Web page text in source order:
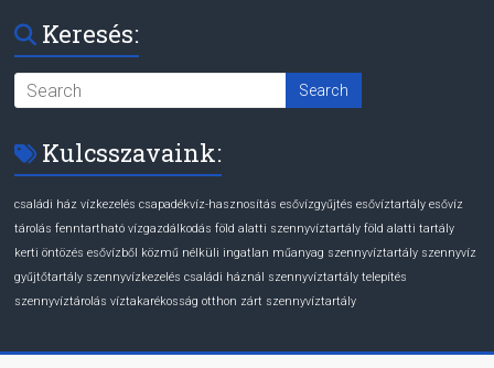
Keresés:
Kulcsszavaink:
családi ház vízkezelés csapadékvíz-hasznosítás esővízgyűjtés esővíztartály esővíz
tárolás fenntartható vízgazdálkodás föld alatti szennyvíztartály föld alatti tartály
kerti öntözés esővízből közmű nélküli ingatlan műanyag szennyvíztartály szennyvíz
gyűjtőtartály szennyvízkezelés családi háznál szennyvíztartály telepítés
szennyvíztárolás víztakarékosság otthon zárt szennyvíztartály